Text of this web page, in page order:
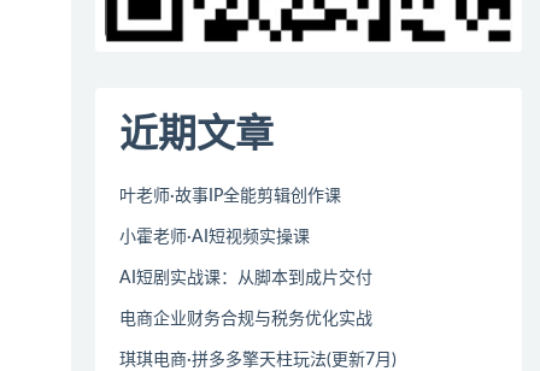
近期文章
叶老师·故事IP全能剪辑创作课
小霍老师·AI短视频实操课
AI短剧实战课：从脚本到成片交付
电商企业财务合规与税务优化实战
琪琪电商·拼多多擎天柱玩法(更新7月)